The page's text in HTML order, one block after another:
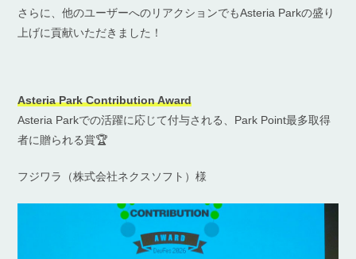
さらに、他のユーザーへのリアクションでもAsteria Parkの盛り
上げに貢献いただきました！
Asteria Park Contribution Award
Asteria Parkでの活躍に応じて付与される、Park Point最多取得
者に贈られる賞🏆
フジワラ（株式会社ネクスソフト）様